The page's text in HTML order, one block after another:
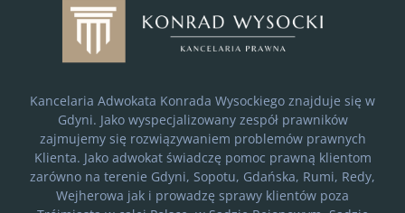
Kancelaria Adwokata Konrada Wysockiego znajduje się w
Gdyni. Jako wyspecjalizowany zespół prawników
zajmujemy się rozwiązywaniem problemów prawnych
Klienta. Jako adwokat świadczę pomoc prawną klientom
zarówno na terenie Gdyni, Sopotu, Gdańska, Rumi, Redy,
Wejherowa jak i prowadzę sprawy klientów poza